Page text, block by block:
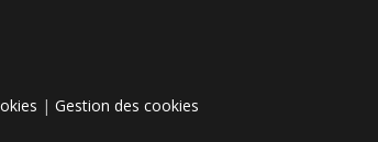
| Gestion des cookies